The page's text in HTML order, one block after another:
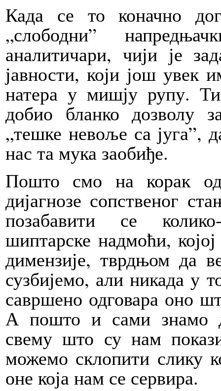
Када се то коначно
„слободни”
аналитичари, чији је
јавности, који још увек
натера у мишју рупу.
добио бланко дозволу
„тешке невоље са југа”,
нас та мука заобиђе.
Пошто смо на корак
дијагнозе сопственог
позабавити се
шиптарске надмоћи,
димензије, тврдњом да
сузбијемо, али никада у
савршено одговара оно
А пошто и сами знамо
свему што су нам
можемо склопити слику
оне која нам се сервира.